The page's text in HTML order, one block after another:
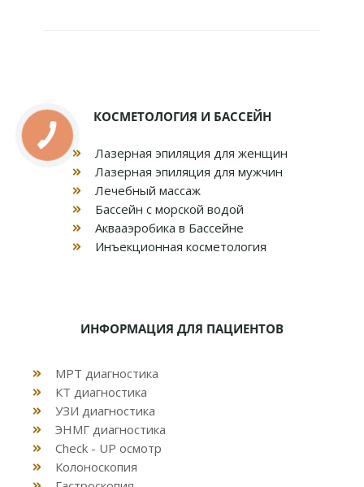
КОСМЕТОЛОГИЯ И БАССЕЙН
Лазерная эпиляция для женщин
Лазерная эпиляция для мужчин
Лечебный массаж
Бассейн с морской водой
Аквааэробика в Бассейне
Инъекционная косметология
ИНФОРМАЦИЯ ДЛЯ ПАЦИЕНТОВ
МРТ диагностика
КТ диагностика
УЗИ диагностика
ЭНМГ диагностика
Check - UP осмотр
Колоноскопия